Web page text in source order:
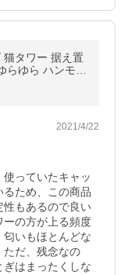
猫タワー 据え置
ゆら ハンモッ
性
2021/4/22
っていたキャッ
るため、この商品
性もあるので良い
ーの方が上る頻度
いもほとんどな
ただ、残念なの
はまったくしな